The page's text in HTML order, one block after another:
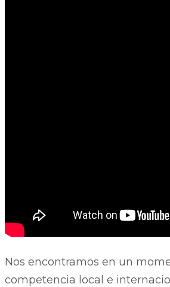
Nos encontramos en un
competencia local e